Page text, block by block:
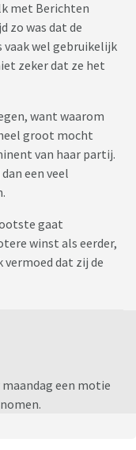
met Berichten
zo was dat de
wel gebruikelijk
zeker dat ze het
want waarom
groot mocht
van haar partij.
een veel
gaat
winst als eerder,
vermoed dat zij de
een motie